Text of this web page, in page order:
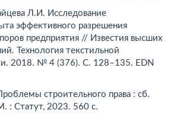
Л.И. Исследование
эффективного разрешения
предприятия // Известия высших
Технология текстильной
2018. № 4 (376). С. 128–135. EDN
строительного права : сб.
: Статут, 2023. 560 с.